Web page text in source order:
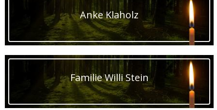
Anke Klaholz
Familie Willi Stein